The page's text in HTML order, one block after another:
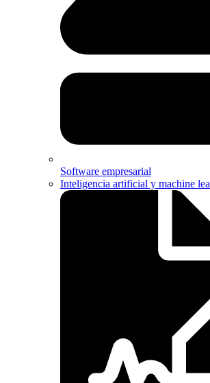
Software empresarial
Inteligencia artificial y machine